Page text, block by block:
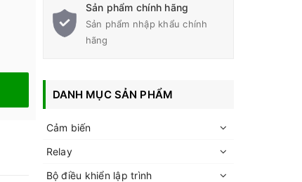
Sản phẩm chính hãng
Sản phẩm nhập khẩu chính
hãng
DANH MỤC SẢN PHẨM
Cảm biến
Relay
Bộ điều khiển lập trình